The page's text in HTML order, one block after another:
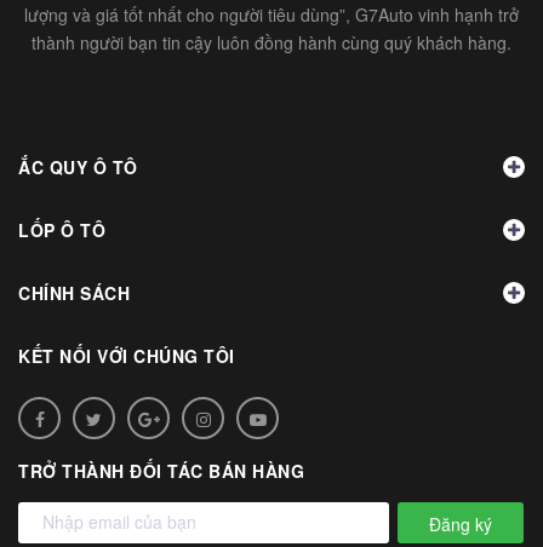
lượng và giá tốt nhất cho người tiêu dùng”, G7Auto vinh hạnh trở
thành người bạn tin cậy luôn đồng hành cùng quý khách hàng.
ẮC QUY Ô TÔ
LỐP Ô TÔ
CHÍNH SÁCH
KẾT NỐI VỚI CHÚNG TÔI
TRỞ THÀNH ĐỐI TÁC BÁN HÀNG
Đăng ký